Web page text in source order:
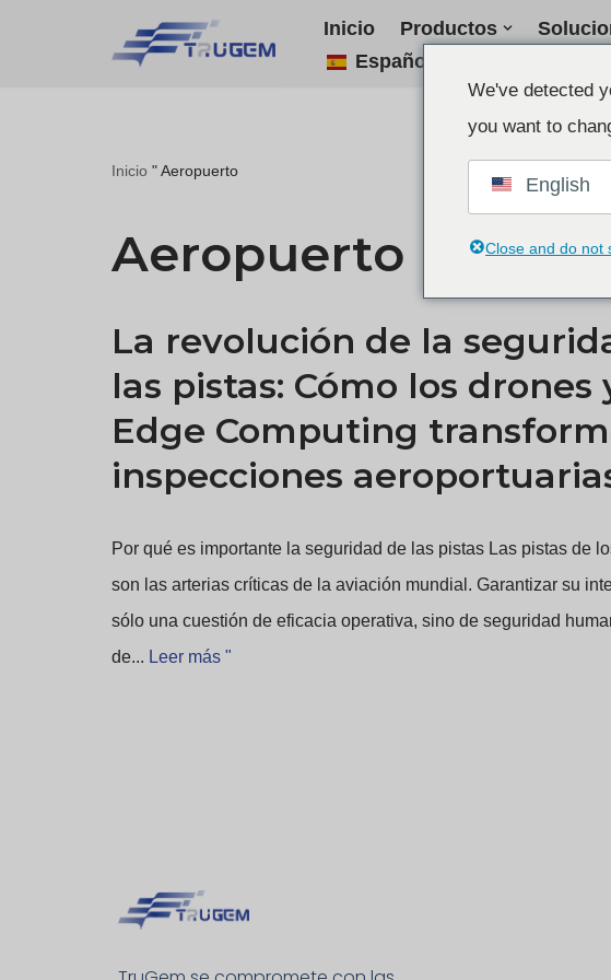
Inicio Productos
Español
Inicio "Aeropuerto
Aeropuerto
La revolución de la
las pistas: Cómo los drones
Edge Computing
inspecciones
Por qué es importante la seguridad de las pistas Las pistas de
son las arterias críticas de la aviación mundial. Garantizar su
sólo una cuestión de eficacia operativa, sino de seguridad
de... Leer más "
We've detected
you want to
English
Close and do not